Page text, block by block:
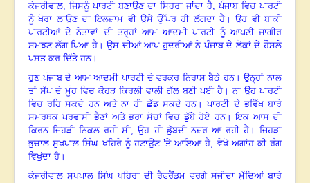
ਕੇਜਰੀਵਾਲ, ਜਿਸਨੂੰ ਪਾਰਟੀ ਬਣਾਉਣ ਦਾ ਸਿਹਰਾ ਜਾਂਦਾ ਹੈ, ਪੰਜਾਬ ਵਿਚ ਪਾਰਟੀ
ਨੂੰ ਖੋਰਾ ਲਾਉਣ ਦਾ ਇਲਜ਼ਾਮ ਵੀ ਉਸੇ ਉੱਪਰ ਹੀ ਲੱਗਦਾ ਹੈ ।ਉਹ ਵੀ ਬਾਕੀ
ਪਾਰਟੀਆਂ ਦੇ ਨੇਤਾਵਾਂ ਦੀ ਤਰ੍ਹਾਂ ਆਮ ਆਦਮੀ ਪਾਰਟੀ ਨੂੰ ਆਪਣੀ ਜਾਗੀਰ
ਸਮਝਣ ਲੱਗ ਪਿਆ ਹੈ।ਉਸ ਦੀਆਂ ਆਪ ਹੁਦਰੀਆਂ ਨੇ ਪੰਜਾਬ ਦੇ ਲੋਕਾਂ ਦੇ ਹੌਸਲੇ
ਪਸਤ ਕਰ ਦਿੱਤੇ ਹਨ।
ਹੁਣ ਪੰਜਾਬ ਦੇ ਆਮ ਆਦਮੀ ਪਾਰਟੀ ਦੇ ਵਰਕਰ ਨਿਰਾਸ ਬੈਠੇ ਹਨ।ਉਨ੍ਹਾਂ ਨਾਲ
ਤਾਂ ਸੱਪ ਦੇ ਮੂੰਹ ਵਿਚ ਕੋਹੜ ਕਿਰਲੀ ਵਾਲੀ ਗੱਲ ਬਣੀ ਪਈ ਹੈ । ਨਾ ਉਹ ਪਾਰਟੀ
ਵਿਚ ਰਹਿ ਸਕਦੇ ਹਨ ਅਤੇ ਨਾ ਹੀ ਛੱਡ ਸਕਦੇ ਹਨ।ਪਾਰਟੀ ਦੇ ਭਵਿੱਖ ਬਾਰੇ
ਸਮਰਥਕ ਪਰਵਾਸੀ ਭੈਣਾਂ ਅਤੇ ਭਰਾ ਸੋਚਾਂ ਵਿਚ ਡੁੱਬੇ ਹੋਏ ਹਨ।ਇਕ ਆਸ ਦੀ
ਕਿਰਨ ਜਿਹੜੀ ਨਿਕਲ ਰਹੀ ਸੀ,ਉਹ ਹੀ ਡੁੱਬਦੀ ਨਜ਼ਰ ਆ ਰਹੀ ਹੈ।ਜਿਹੜਾ
ਭੁਚਾਲ ਸੁਖਪਾਲ ਸਿੰਘ ਖਹਿਰੇ ਨੂੰ ਹਟਾਉਣ ’ਤੇ ਆਇਆ ਹੈ, ਵੇਖੋ ਅਗਾਂਹ ਕੀ ਰੰਗ
ਵਿਖੁਂਦਾ ਹੈ ।
ਕੇਜਰੀਵਾਲ ਸੁਖਪਾਲ ਸਿੰਘ ਖਹਿਰਾ ਦੀ ਰੈਫਰੈਂਡਮ ਵਰਗੇ ਸੰਜੀਦਾ ਮੁੱਦਿਆਂ ਬਾਰੇ